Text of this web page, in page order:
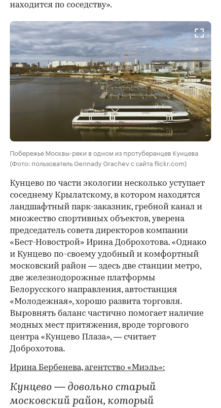
находится по соседству».
Побережье Москвы-реки в одном из протуберанцев Кунцева
(Фото: пользователь Gennady Grachev с сайта flickr.com)
Кунцево по части экологии несколько уступает
соседнему Крылатскому, в котором находятся
ландшафтный парк-заказник, гребной канал и
множество спортивных объектов, уверена
председатель совета директоров компании
«Бест-Новострой» Ирина Доброхотова. «Однако
и Кунцево по-своему удобный и комфортный
московский район — здесь две станции метро,
две железнодорожные платформы
Белорусского направления, автостанция
«Молодежная», хорошо развита торговля.
Выровнять баланс частично помогает наличие
модных мест притяжения, вроде торгового
центра «Кунцево Плаза», — считает
Доброхотова.
Ирина Бербенева, агентство «Миэль»:
Кунцево — довольно старый
московский район, который